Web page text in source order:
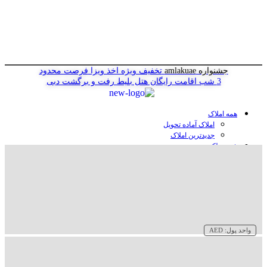
جشنواره amlakuae تخفیف ویژه اخذ ویزا فرصت محدود
3 شب اقامت رایگان هتل
بلیط رفت و برگشت دبی
همه املاک
املاک آماده تحویل
جدیدترین املاک
خرید ملک در دبی
واحد پول: AED